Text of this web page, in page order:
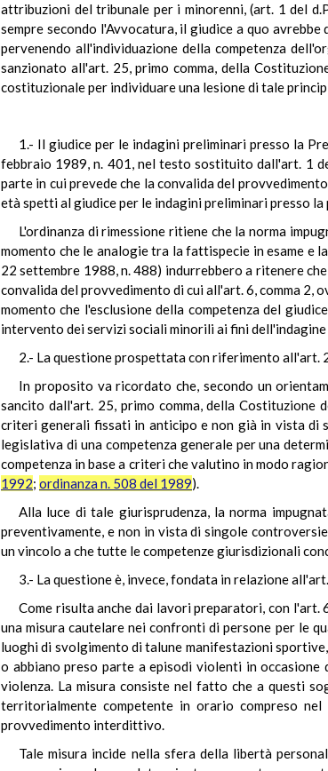
attribuzioni del tribunale per i minorenni, (art. 1 del
sempre secondo l'Avvocatura, il giudice a quo
pervenendo all'individuazione della competenza
sanzionato all'art. 25, primo comma, della
costituzionale per individuare una lesione di tale
1.- Il giudice per le indagini preliminari presso la
febbraio 1989, n. 401, nel testo sostituito dall'art. 1
parte in cui prevede che la convalida del
età spetti al giudice per le indagini preliminari presso
L'ordinanza di rimessione ritiene che la norma
momento che le analogie tra la fattispecie in esame e
22 settembre 1988, n. 488) indurrebbero a ritenere
convalida del provvedimento di cui all'art. 6, comma 2,
momento che l'esclusione della competenza del
intervento dei servizi sociali minorili ai fini
2.- La questione prospettata con riferimento all'art.
In proposito va ricordato che, secondo un
sancito dall'art. 25, primo comma, della
criteri generali fissati in anticipo e non già in vista di
legislativa di una competenza generale per una
competenza in base a criteri che valutino in modo
1992; ordinanza n. 508 del 1989).
Alla luce di tale giurisprudenza, la norma
preventivamente, e non in vista di singole
un vincolo a che tutte le competenze giurisdizionali
3.- La questione è, invece, fondata in relazione
Come risulta anche dai lavori preparatori, con
una misura cautelare nei confronti di persone per le
luoghi di svolgimento di talune manifestazioni
o abbiano preso parte a episodi violenti in
violenza. La misura consiste nel fatto che a questi
territorialmente competente in orario compreso
provvedimento interdittivo.
Tale misura incide nella sfera della libertà